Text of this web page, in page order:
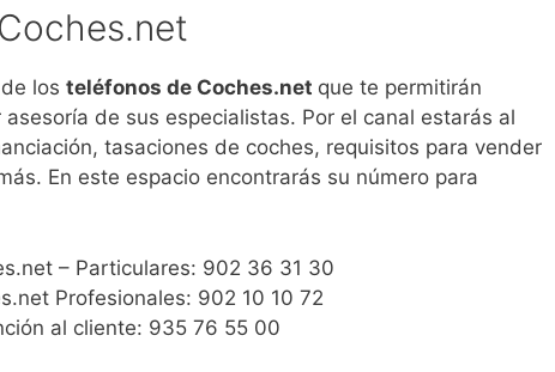
los teléfonos de Coches.net que te permitirán
de sus especialistas. Por el canal estarás al
tasaciones de coches, requisitos para vender
En este espacio encontrarás su número para
– Particulares: 902 36 31 30
Profesionales: 902 10 10 72
al cliente: 935 76 55 00